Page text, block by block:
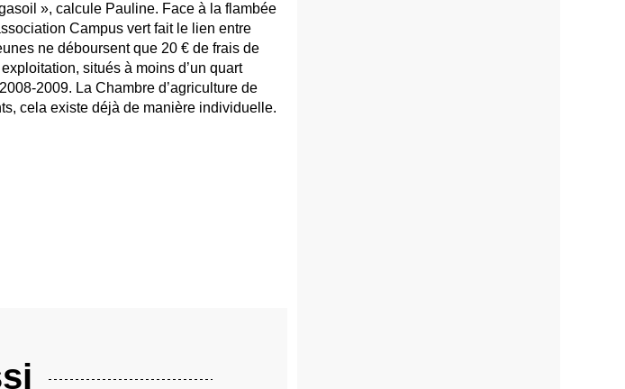
», calcule Pauline. Face à la flambée
Campus vert fait le lien entre
ne déboursent que 20 € de frais de
situés à moins d’un quart
2009. La Chambre d’agriculture de
cela existe déjà de manière individuelle.